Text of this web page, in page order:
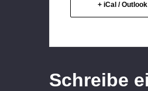
+ iCal /
Schreibe